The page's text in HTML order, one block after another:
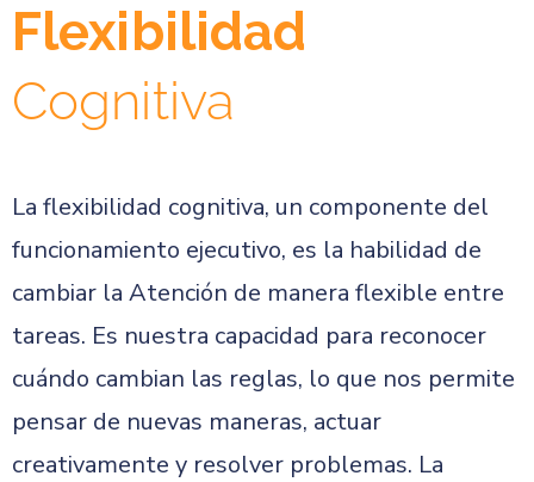
Flexibilidad
Cognitiva
La flexibilidad cognitiva, un componente del
funcionamiento ejecutivo, es la habilidad de
cambiar la Atención de manera flexible entre
tareas. Es nuestra capacidad para reconocer
cuándo cambian las reglas, lo que nos permite
pensar de nuevas maneras, actuar
creativamente y resolver problemas. La